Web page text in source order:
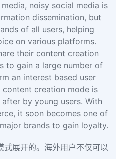
noisy social media is
dissemination, but
of all users, helping
on various platforms.
their content creation
to gain a large number of
an interest based user
content creation mode is
by young users. With
it soon becomes one of
brands to gain loyalty.
式展开的。海外用户不仅可以